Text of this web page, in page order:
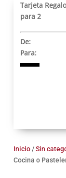
Tarjeta
para 2
De:
Para:
Inicio/Sin
Cocina o